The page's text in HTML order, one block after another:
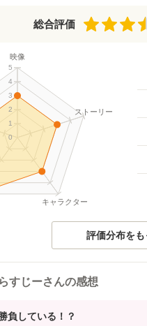
総合評価
映像
ストーリー
キャラクター
0
1
2
3
4
5
評価分布をも
すじーさんの感想
負している！？